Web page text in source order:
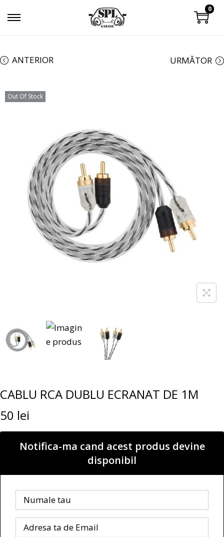
0
ANTERIOR URMĂTOR
Out Of Stock
CABLU RCA DUBLU ECRANAT DE 1M
50 lei
Notifica-ma cand acest produs devine
disponibil